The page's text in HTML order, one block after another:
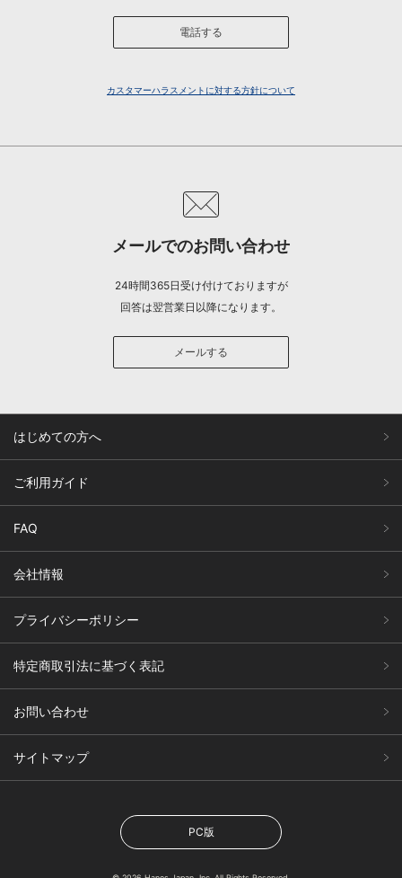
電話する
カスタマーハラスメントに対する方針について
メールでのお問い合わせ
24時間365日受け付けておりますが
回答は翌営業日以降になります。
メールする
はじめての方へ
ご利用ガイド
FAQ
会社情報
プライバシーポリシー
特定商取引法に基づく表記
お問い合わせ
サイトマップ
PC版